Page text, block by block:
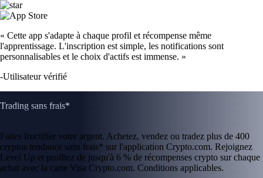
« Cette app s'adapte à chaque profil et récompense même
l'apprentissage. L'inscription est simple, les notifications sont
personnalisables et le choix d'actifs est immense. »
-Utilisateur vérifié
Trading sans frais*
Faites fructifier votre argent. Achetez, vendez ou tradez plus de 400
cryptos tendance sans frais* sur l'application Crypto.com. Rejoignez
Level Up et profitez de jusqu'à 6 % de récompenses crypto sur chaque
achat avec la carte Visa Crypto.com. Conditions applicables.